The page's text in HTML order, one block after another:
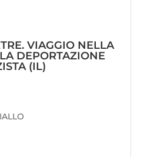
VIAGGIO NELLA
DEPORTAZIONE
(IL)